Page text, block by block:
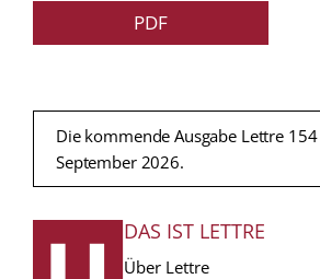
PDF
Die kommende Ausgabe Lettre
September 2026.
FUSSZEILE
DAS IST LETTRE
Über Lettre